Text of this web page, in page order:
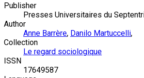
Publisher
Presses Universitaires du
Author
Anne Barrère, Danilo Martuccelli,
Collection
Le regard sociologique
ISSN
17649587